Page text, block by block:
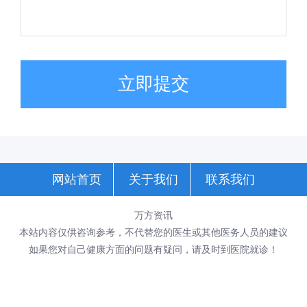
立即提交
网站首页 关于我们 联系我们
万方资讯
本站内容仅供咨询参考，不代替您的医生或其他医务人员的建议
如果您对自己健康方面的问题有疑问，请及时到医院就诊！